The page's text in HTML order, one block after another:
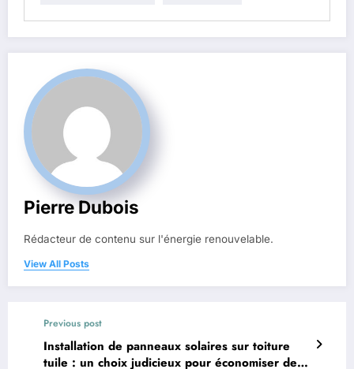
Pierre Dubois
Rédacteur de contenu sur l'énergie renouvelable.
View All Posts
Previous post
Installation de panneaux solaires sur toiture
tuile : un choix judicieux pour économiser de